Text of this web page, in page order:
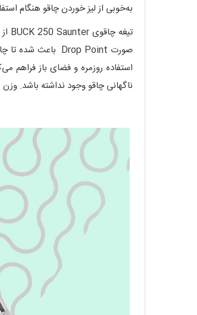
به‌خوبی از لیز خوردن چاقو هنگام
ناگهانی چاقو وجود نداشته باشد.